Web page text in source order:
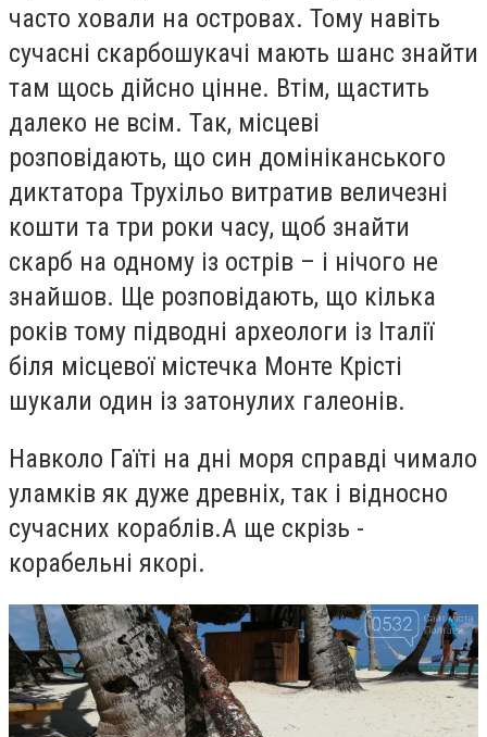
часто ховали на островах. Тому навіть
сучасні скарбошукачі мають шанс знайти
там щось дійсно цінне. Втім, щастить
далеко не всім. Так, місцеві
розповідають, що син домініканського
диктатора Трухільо витратив величезні
кошти та три роки часу, щоб знайти
скарб на одному із острів – і нічого не
знайшов. Ще розповідають, що кілька
років тому підводні археологи із Італії
біля місцевої містечка Монте Крісті
шукали один із затонулих галеонів.
Навколо Гаїті на дні моря справді чимало
уламків як дуже древніх, так і відносно
сучасних кораблів.А ще скрізь -
корабельні якорі.